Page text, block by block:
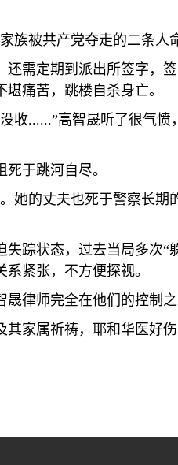
族被共产党夺走的二条人
需定期到派出所签字，
痛苦，跳楼自杀身亡。
收......”高智晟听了很气愤
于跳河自尽。
她的丈夫也死于警察长期
失踪状态，过去当局多次“
紧张，不方便探视。
律师完全在他们的控制
家属祈祷，耶和华医好